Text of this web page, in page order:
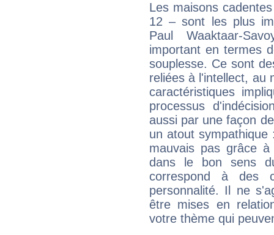
Les maisons
12 – sont les plus
Paul Waaktaar-
important en termes
souplesse. Ce sont
reliées à l'intellect, au
caractéristiques
processus
aussi par une façon
un atout
mauvais pas grâce
dans le bon sens
correspond à des
personnalité. Il ne
être mises en
votre thème qui